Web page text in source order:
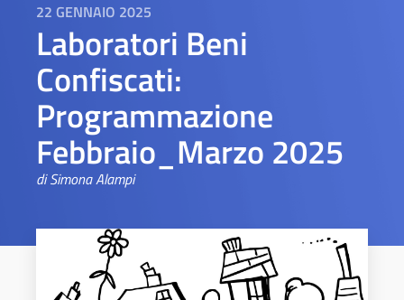
22 GENNAIO 2025
Laboratori Beni
Confiscati:
Programmazione
Febbraio_Marzo 2025
di Simona Alampi